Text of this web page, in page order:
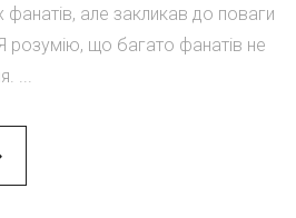
фанатів, але закликав до поваги
розумію, що багато фанатів не
...